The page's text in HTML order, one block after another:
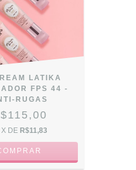
LATIKA
FPS 44 -
RUGAS
X DE R$11,83